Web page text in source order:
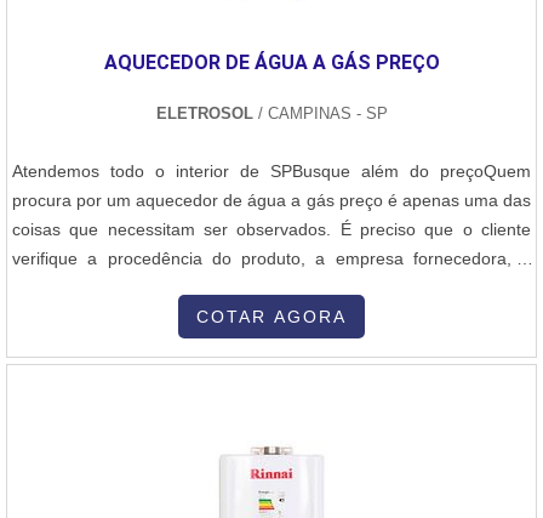
AQUECEDOR DE ÁGUA A GÁS PREÇO
ELETROSOL / CAMPINAS - SP
Atendemos todo o interior de SPBusque além do preçoQuem
procura por um aquecedor de água a gás preço é apenas uma das
coisas que necessitam ser observados. É preciso que o cliente
verifique a procedência do produto, a empresa fornecedora, e
ressaltar que um produto com preço elevado não garante
COTAR AGORA